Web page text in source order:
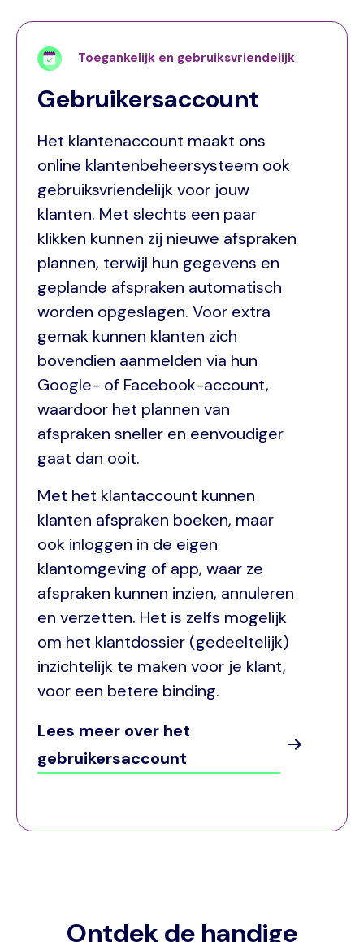
Toegankelijk en gebruiksvriendelijk
Gebruikersaccount
Het klantenaccount maakt ons
online klantenbeheersysteem ook
gebruiksvriendelijk voor jouw
klanten. Met slechts een paar
klikken kunnen zij nieuwe afspraken
plannen, terwijl hun gegevens en
geplande afspraken automatisch
worden opgeslagen. Voor extra
gemak kunnen klanten zich
bovendien aanmelden via hun
Google- of Facebook-account,
waardoor het plannen van
afspraken sneller en eenvoudiger
gaat dan ooit.
Met het klantaccount kunnen
klanten afspraken boeken, maar
ook inloggen in de eigen
klantomgeving of app, waar ze
afspraken kunnen inzien, annuleren
en verzetten. Het is zelfs mogelijk
om het klantdossier (gedeeltelijk)
inzichtelijk te maken voor je klant,
voor een betere binding.
Lees meer over het
gebruikersaccount
Ontdek de handige